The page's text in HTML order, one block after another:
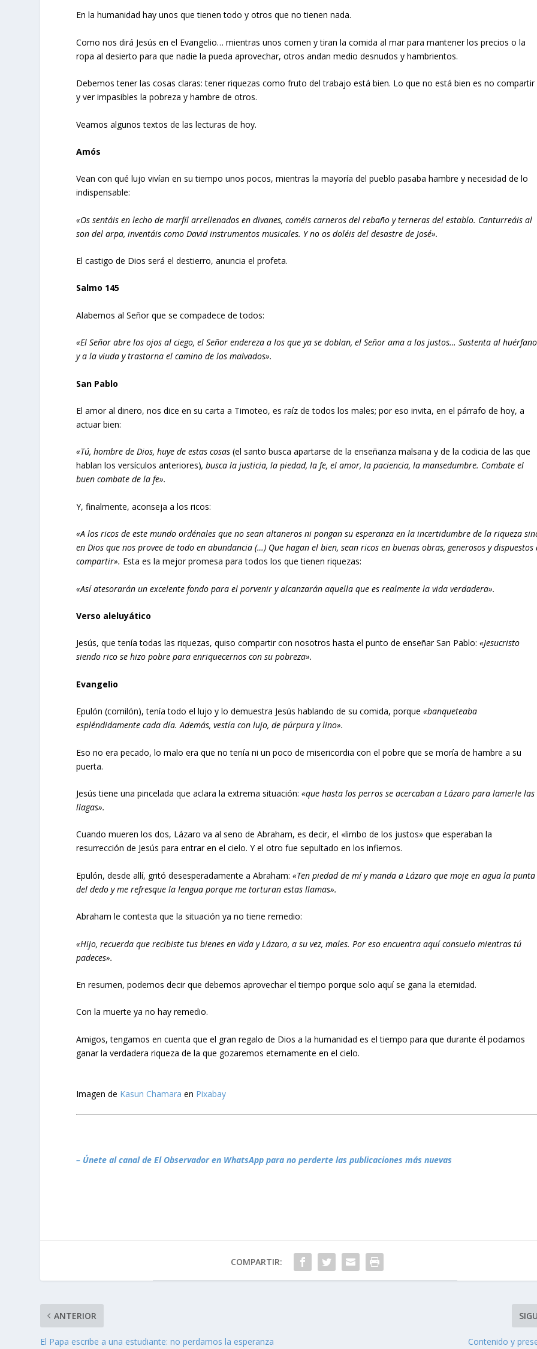
En la humanidad hay unos que tienen todo y otros que no tienen nada.
Como nos dirá Jesús en el Evangelio… mientras unos comen y tiran la comida al mar para mantener los precios o la
ropa al desierto para que nadie la pueda aprovechar, otros andan medio desnudos y hambrientos.
Debemos tener las cosas claras: tener riquezas como fruto del trabajo está bien. Lo que no está bien es no compartir
y ver impasibles la pobreza y hambre de otros.
Veamos algunos textos de las lecturas de hoy.
Amós
Vean con qué lujo vivían en su tiempo unos pocos, mientras la mayoría del pueblo pasaba hambre y necesidad de lo
indispensable:
«Os sentáis en lecho de marfil arrellenados en divanes, coméis carneros del rebaño y terneras del establo. Canturreáis al
son del arpa, inventáis como David instrumentos musicales. Y no os doléis del desastre de José».
El castigo de Dios será el destierro, anuncia el profeta.
Salmo 145
Alabemos al Señor que se compadece de todos:
«El Señor abre los ojos al ciego, el Señor endereza a los que ya se doblan, el Señor ama a los justos… Sustenta al huérfano
y a la viuda y trastorna el camino de los malvados».
San Pablo
El amor al dinero, nos dice en su carta a Timoteo, es raíz de todos los males; por eso invita, en el párrafo de hoy, a
actuar bien:
«Tú, hombre de Dios, huye de estas cosas(el santo busca apartarse de la enseñanza malsana y de la codicia de las que
hablan los versículos anteriores), busca la justicia, la piedad, la fe, el amor, la paciencia, la mansedumbre. Combate el
buen combate de la fe».
Y, finalmente, aconseja a los ricos:
«A los ricos de este mundo ordénales que no sean altaneros ni pongan su esperanza en la incertidumbre de la riqueza
en Dios que nos provee de todo en abundancia (…) Que hagan el bien, sean ricos en buenas obras, generosos y dispuestos
compartir». Esta es la mejor promesa para todos los que tienen riquezas:
«Así atesorarán un excelente fondo para el porvenir y alcanzarán aquella que es realmente la vida verdadera».
Verso aleluyático
Jesús, que tenía todas las riquezas, quiso compartir con nosotros hasta el punto de enseñar San Pablo:«Jesucristo
siendo rico se hizo pobre para enriquecernos con su pobreza».
Evangelio
Epulón (comilón), tenía todo el lujo y lo demuestra Jesús hablando de su comida, porque«banqueteaba
espléndidamente cada día. Además, vestía con lujo, de púrpura y lino».
Eso no era pecado, lo malo era que no tenía ni un poco de misericordia con el pobre que se moría de hambre a su
puerta.
Jesús tiene una pincelada que aclara la extrema situación:«que hasta los perros se acercaban a Lázaro para lamerle las
llagas».
Cuando mueren los dos, Lázaro va al seno de Abraham, es decir, el «limbo de los justos» que esperaban la
resurrección de Jesús para entrar en el cielo. Y el otro fue sepultado en los infiernos.
Epulón, desde allí, gritó desesperadamente a Abraham:«Ten piedad de mí y manda a Lázaro que moje en agua la punta
del dedo y me refresque la lengua porque me torturan estas llamas».
Abraham le contesta que la situación ya no tiene remedio:
«Hijo, recuerda que recibiste tus bienes en vida y Lázaro, a su vez, males. Por eso encuentra aquí consuelo mientras tú
padeces».
En resumen, podemos decir que debemos aprovechar el tiempo porque solo aquí se gana la eternidad.
Con la muerte ya no hay remedio.
Amigos, tengamos en cuenta que el gran regalo de Dios a la humanidad es el tiempo para que durante él podamos
ganar la verdadera riqueza de la que gozaremos eternamente en el cielo.
Imagen de Kasun Chamara en Pixabay
– Únete al canal de El Observador en WhatsApp para no perderte las publicaciones más nuevas
COMPARTIR:
ANTERIOR
El Papa escribe a una estudiante: no perdamos la esperanza
Contenido y